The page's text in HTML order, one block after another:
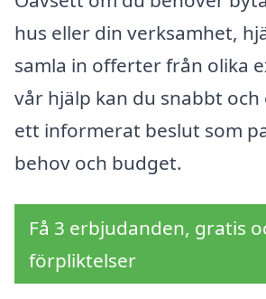
hus eller din verksamhet,
samla in offerter från olika
vår hjälp kan du snabbt
ett informerat beslut som
behov och budget.
Få 3 erbjudanden, gratis
förpliktelser